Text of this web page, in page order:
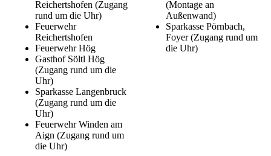
Reichertshofen (Zugang
rund um die Uhr)
Feuerwehr
Reichertshofen
Feuerwehr Hög
Gasthof Söltl Hög
(Zugang rund um die
Uhr)
Sparkasse Langenbruck
(Zugang rund um die
Uhr)
Feuerwehr Winden am
Aign (Zugang rund um
die Uhr)
(Montage an
Außenwand)
Sparkasse Pörnbach,
Foyer (Zugang rund um
die Uhr)